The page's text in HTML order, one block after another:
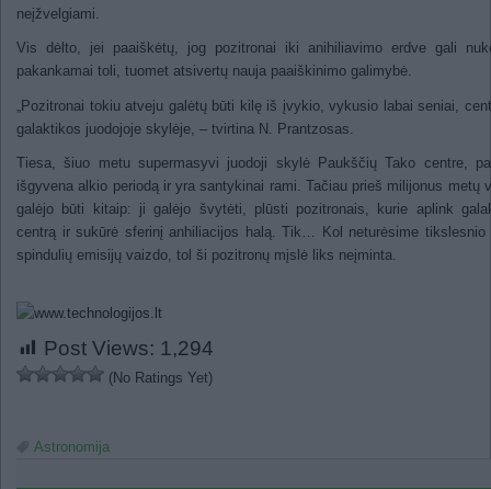
neįžvelgiami.
Vis dėlto, jei paaiškėtų, jog pozitronai iki anihiliavimo erdve gali
pakankamai toli, tuomet atsivertų nauja paaiškinimo galimybė.
„Pozitronai tokiu atveju galėtų būti kilę iš įvykio, vykusio labai seniai,
galaktikos juodojoje skylėje, – tvirtina N. Prantzosas.
Tiesa, šiuo metu supermasyvi juodoji skylė Paukščių Tako centre,
išgyvena alkio periodą ir yra santykinai rami. Tačiau prieš milijonus metų
galėjo būti kitaip: ji galėjo švytėti, plūsti pozitronais, kurie aplink
centrą ir sukūrė sferinį anhiliacijos halą. Tik… Kol neturėsime tikslesnio
spindulių emisijų vaizdo, tol ši pozitronų mįslė liks neįminta.
Post Views: 1,294
(No Ratings Yet)
Astronomija